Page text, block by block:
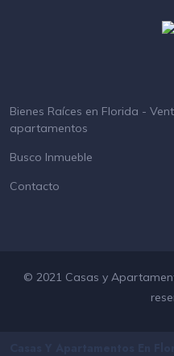
Bienes Raíces en Florida -
apartamentos
Busco Inmueble
Contacto
© 2021 Casas y